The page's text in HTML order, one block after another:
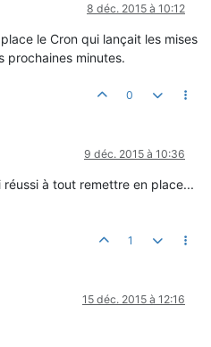
8 déc. 2015 à 10:12
le Cron qui lançait les mises
prochaines minutes.
0
9 déc. 2015 à 10:36
à tout remettre en place...
1
15 déc. 2015 à 12:16